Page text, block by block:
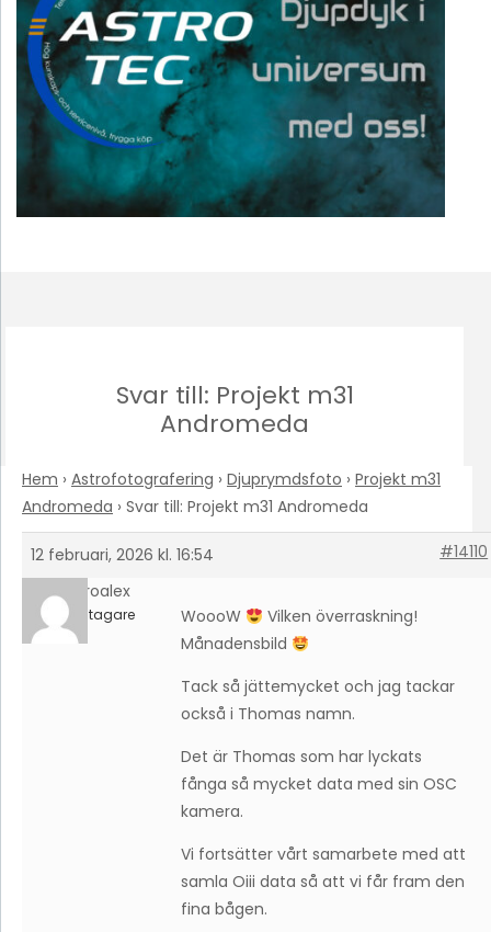
Svar till: Projekt m31
Andromeda
Hem › Astrofotografering › Djuprymdsfoto › Projekt m31
Andromeda › Svar till: Projekt m31 Andromeda
12 februari, 2026 kl. 16:54
#14110
astroalex
Deltagare WoooW
Vilken överraskning!
Månadensbild
Tack så jättemycket och jag tackar
också i Thomas namn.
Det är Thomas som har lyckats
fånga så mycket data med sin OSC
kamera.
Vi fortsätter vårt samarbete med att
samla Oiii data så att vi får fram den
fina bågen.